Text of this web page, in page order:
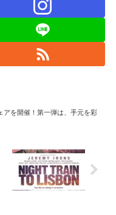
アを開催！第一弾は、手元を彩